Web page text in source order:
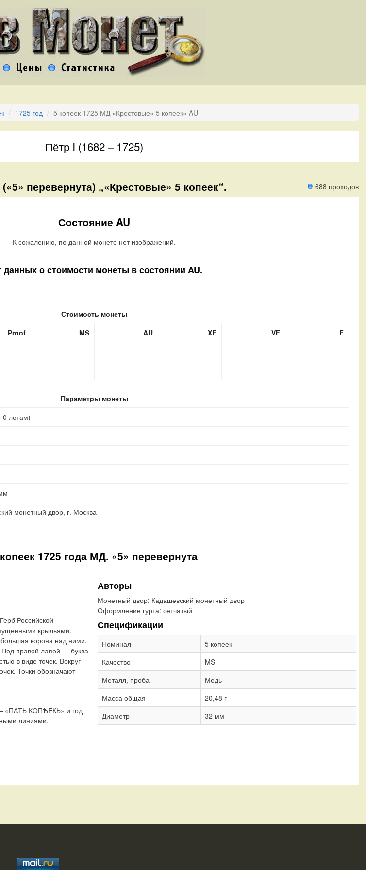
1725 год 5 копеек 1725 МД «Крестовые» 5 копеек» AU
Пётр I (1682 – 1725)
688 проходов
перевернута) „«Крестовые» 5 копеек“.
Состояние AU
К сожалению, по данной монете нет изображений.
данных о стоимости монеты в состоянии AU.
Стоимость монеты
Proof MS AU XF VF
F
Параметры монеты
0 лотам)
монетный двор, г. Москва
1725 года МД. «5» перевернута
Российской
крыльями.
корона над ними.
правой лапой — буква
в виде точек. Вокруг
Точки обозначают
«ПѦТЬ КОПѢЕКЬ» и год
линиями.
Авторы
Монетный двор: Кадашевский монетный двор
Оформление гурта: сетчатый
Спецификации
Номинал
5 копеек
Качество
MS
Металл, проба
Медь
Масса общая
20,48 г
Диаметр
32 мм